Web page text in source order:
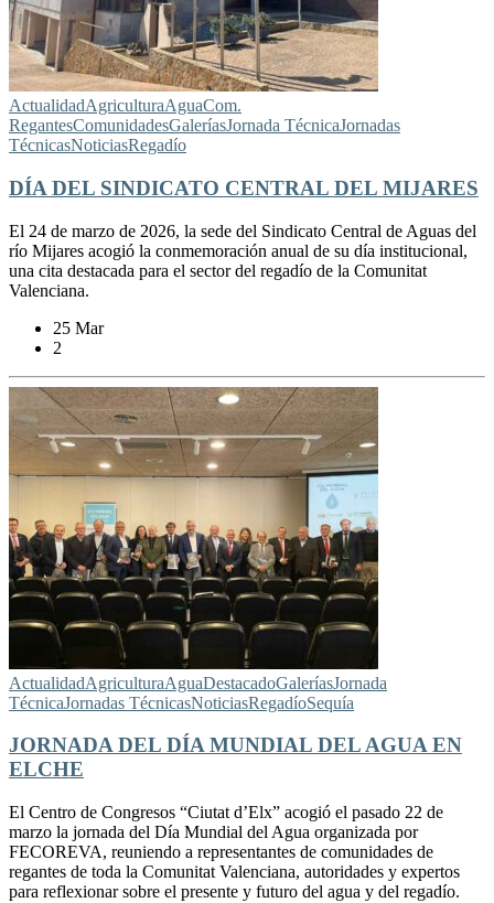
ActualidadAgriculturaAguaCom.
RegantesComunidadesGaleríasJornada TécnicaJornadas
TécnicasNoticiasRegadío
DÍA DEL SINDICATO CENTRAL DEL MIJARES
El 24 de marzo de 2026, la sede del Sindicato Central de Aguas del
río Mijares acogió la conmemoración anual de su día institucional,
una cita destacada para el sector del regadío de la Comunitat
Valenciana.
25 Mar
2
ActualidadAgriculturaAguaDestacadoGaleríasJornada
TécnicaJornadas TécnicasNoticiasRegadíoSequía
JORNADA DEL DÍA MUNDIAL DEL AGUA EN
ELCHE
El Centro de Congresos “Ciutat d’Elx” acogió el pasado 22 de
marzo la jornada del Día Mundial del Agua organizada por
FECOREVA, reuniendo a representantes de comunidades de
regantes de toda la Comunitat Valenciana, autoridades y expertos
para reflexionar sobre el presente y futuro del agua y del regadío.